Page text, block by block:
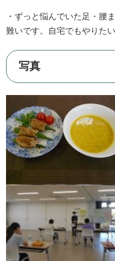
・ずっと悩んでいた足・腰
難いです。自宅でもやりた
写真